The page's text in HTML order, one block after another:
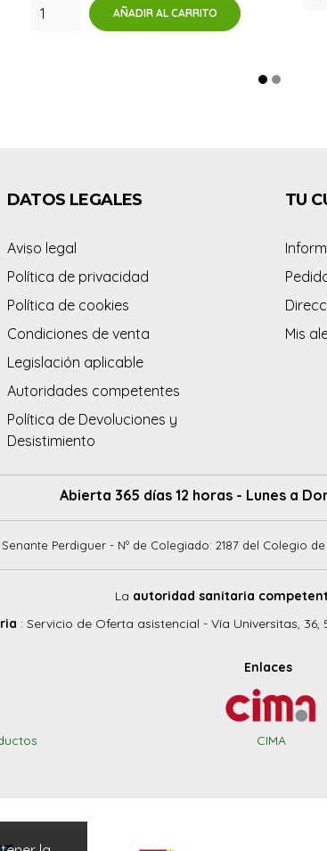
AÑADIR AL CARRITO
DATOS LEGALES
Aviso legal
Política de privacidad
Política de cookies
Condiciones de venta
Legislación aplicable
Autoridades competentes
Política de Devoluciones y
Desistimiento
TU
Mis
Abierta 365 días 12 horas - Lunes a
Perdiguer - Nº de Colegiado: 2187 del Colegio
La autoridad sanitaria
: Servicio de Oferta asistencial - Vía Universitas, 36,
Enlaces
CIMA